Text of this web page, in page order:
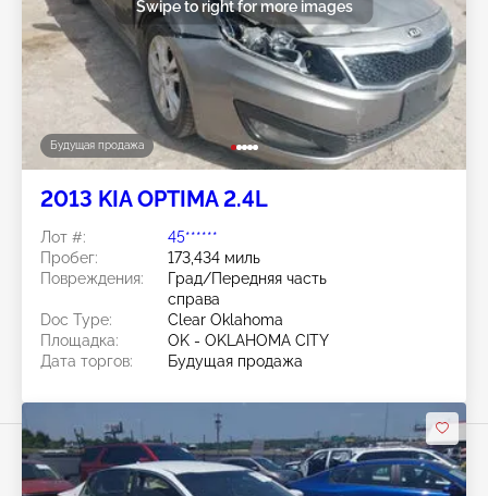
Будущая продажа
Swipe to right for more images
2013 KIA OPTIMA 2.4L
Лот #:
45******
Пробег:
173,434 миль
Повреждения:
Град/Передняя часть
справа
Doc Type:
Clear Oklahoma
Площадка:
OK - OKLAHOMA CITY
Дата торгов:
Будущая продажа